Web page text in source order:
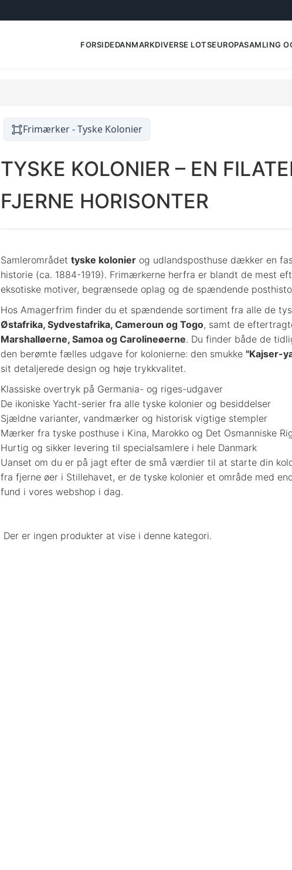
FORSIDEDANMARKDIVERSE LOTSEUROPASAMLING
Frimærker - Tyske Kolonier
TYSKE KOLONIER – EN
FJERNE HORISONTER
Samlerområdet tyske kolonier og udlandsposthuse dækker en
historie (ca. 1884-1919). Frimærkerne herfra er blandt de mest
eksotiske motiver, begrænsede oplag og de spændende
Hos Amagerfrim finder du et spændende sortiment fra alle de
Østafrika, Sydvestafrika, Cameroun og Togo, samt de
Marshalløerne, Samoa og Carolineøerne. Du finder både de
den berømte fælles udgave for kolonierne: den smukke "Kajser-
sit detaljerede design og høje trykkvalitet.
Klassiske overtryk på Germania- og riges-udgaver
De ikoniske Yacht-serier fra alle tyske kolonier og besiddelser
Sjældne varianter, vandmærker og historisk vigtige stempler
Mærker fra tyske posthuse i Kina, Marokko og Det Osmanniske
Hurtig og sikker levering til specialsamlere i hele Danmark
Uanset om du er på jagt efter de små værdier til at starte din
fra fjerne øer i Stillehavet, er de tyske kolonier et område med
fund i vores webshop i dag.
Der er ingen produkter at vise i denne kategori.